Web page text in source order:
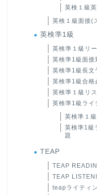
英検１級
英検１級面接(
英検準1級
英検準１級リ
英検準1級面接
英検準1級長文
英検準1級合格
英検準１級リ
英検準1級ライ
英検準１
英検準1級
題
TEAP
TEAP
TEAP
teapライティ